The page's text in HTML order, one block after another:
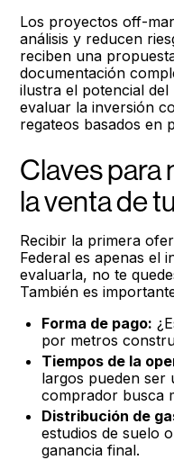
Los proyectos off-
análisis y reducen
reciben una
documentación
ilustra el potencial
evaluar la inversión
regateos basados en
Claves para
la venta de
Recibir la primera
Federal es apenas el
evaluarla, no te
También es
Forma de pago:
por metros
Tiempos de la
largos pueden ser
comprador busca
Distribución de
estudios de suelo
ganancia final.